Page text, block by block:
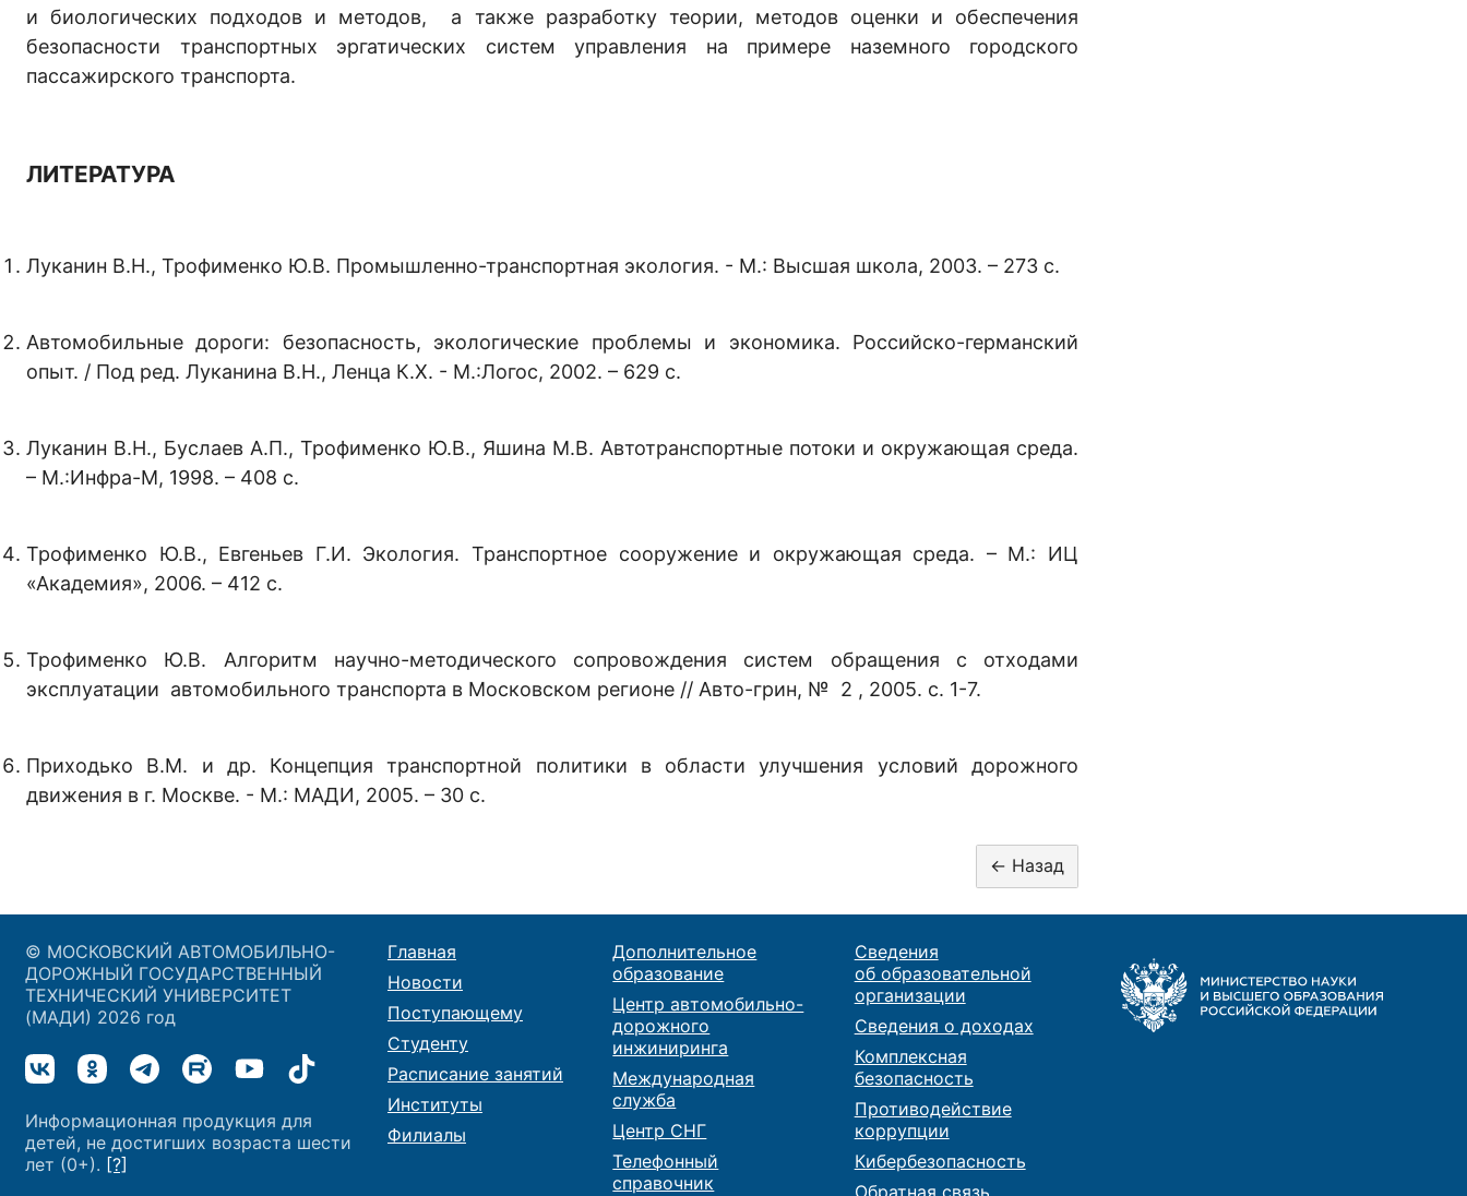
и биологических подходов и методов, а также разработку теории, методов оценки и обеспечения
безопасности транспортных эргатических систем управления на примере наземного городского
пассажирского транспорта.
ЛИТЕРАТУРА
Луканин В.Н., Трофименко Ю.В. Промышленно-транспортная экология. - М.: Высшая школа, 2003. – 273 с.
Автомобильные дороги: безопасность, экологические проблемы и экономика. Российско-германский
опыт. / Под ред. Луканина В.Н., Ленца К.Х. - М.:Логос, 2002. – 629 с.
Луканин В.Н., Буслаев А.П., Трофименко Ю.В., Яшина М.В. Автотранспортные потоки и окружающая среда.
– М.:Инфра-М, 1998. – 408 с.
Трофименко Ю.В., Евгеньев Г.И. Экология. Транспортное сооружение и окружающая среда. – М.: ИЦ
«Академия», 2006. – 412 с.
Трофименко Ю.В. Алгоритм научно-методического сопровождения систем обращения с отходами
эксплуатации автомобильного транспорта в Московском регионе // Авто-грин, № 2 , 2005. с. 1-7.
Приходько В.М. и др. Концепция транспортной политики в области улучшения условий дорожного
движения в г. Москве. - М.: МАДИ, 2005. – 30 с.
© МОСКОВСКИЙ АВТОМОБИЛЬНО-
ДОРОЖНЫЙ ГОСУДАРСТВЕННЫЙ
ТЕХНИЧЕСКИЙ УНИВЕРСИТЕТ
(МАДИ) 2026 год
Информационная продукция для
детей, не достигших возраста шести
лет (0+). [?]
Главная
Новости
Поступающему
Студенту
Расписание занятий
Институты
Филиалы
Дополнительное
образование
Центр автомобильно-
дорожного
инжиниринга
Международная
служба
Центр СНГ
Телефонный
справочник
Сведения
об образовательной
организации
Сведения о доходах
Комплексная
безопасность
Противодействие
коррупции
Кибербезопасность